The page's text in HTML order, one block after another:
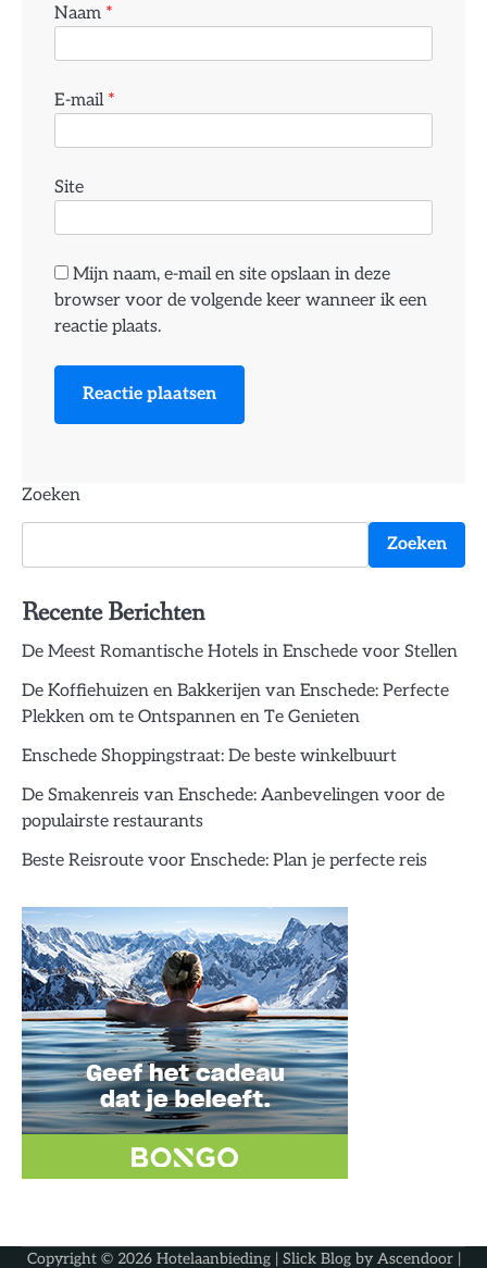
Naam *
E-mail *
Site
Mijn naam, e-mail en site opslaan in deze
browser voor de volgende keer wanneer ik een
reactie plaats.
Zoeken
Zoeken
Recente Berichten
De Meest Romantische Hotels in Enschede voor Stellen
De Koffiehuizen en Bakkerijen van Enschede: Perfecte
Plekken om te Ontspannen en Te Genieten
Enschede Shoppingstraat: De beste winkelbuurt
De Smakenreis van Enschede: Aanbevelingen voor de
populairste restaurants
Beste Reisroute voor Enschede: Plan je perfecte reis
Copyright © 2026 Hotelaanbieding| Slick Blog by Ascendoor|